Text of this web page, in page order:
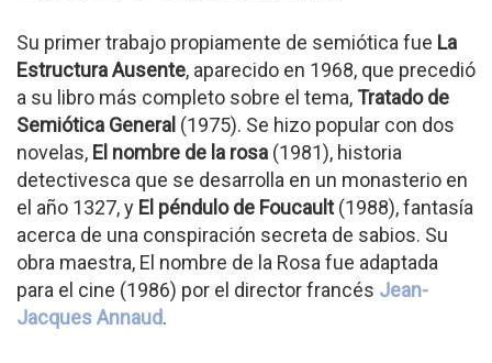
Su primer trabajo propiamente de semiótica fue La
Estructura Ausente, aparecido en 1968, que precedió
a su libro más completo sobre el tema, Tratado de
Semiótica General (1975). Se hizo popular con dos
novelas, El nombre de la rosa (1981), historia
detectivesca que se desarrolla en un monasterio en
el año 1327, y El péndulo de Foucault(1988), fantasía
acerca de una conspiración secreta de sabios. Su
obra maestra, El nombre de la Rosa fue adaptada
para el cine (1986) por el director francés Jean-
Jacques Annaud.